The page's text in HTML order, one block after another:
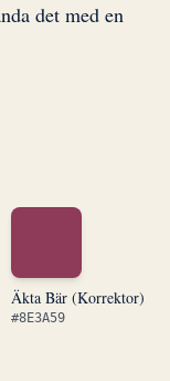
det med en
Äkta Bär (Korrektor)
#8E3A59